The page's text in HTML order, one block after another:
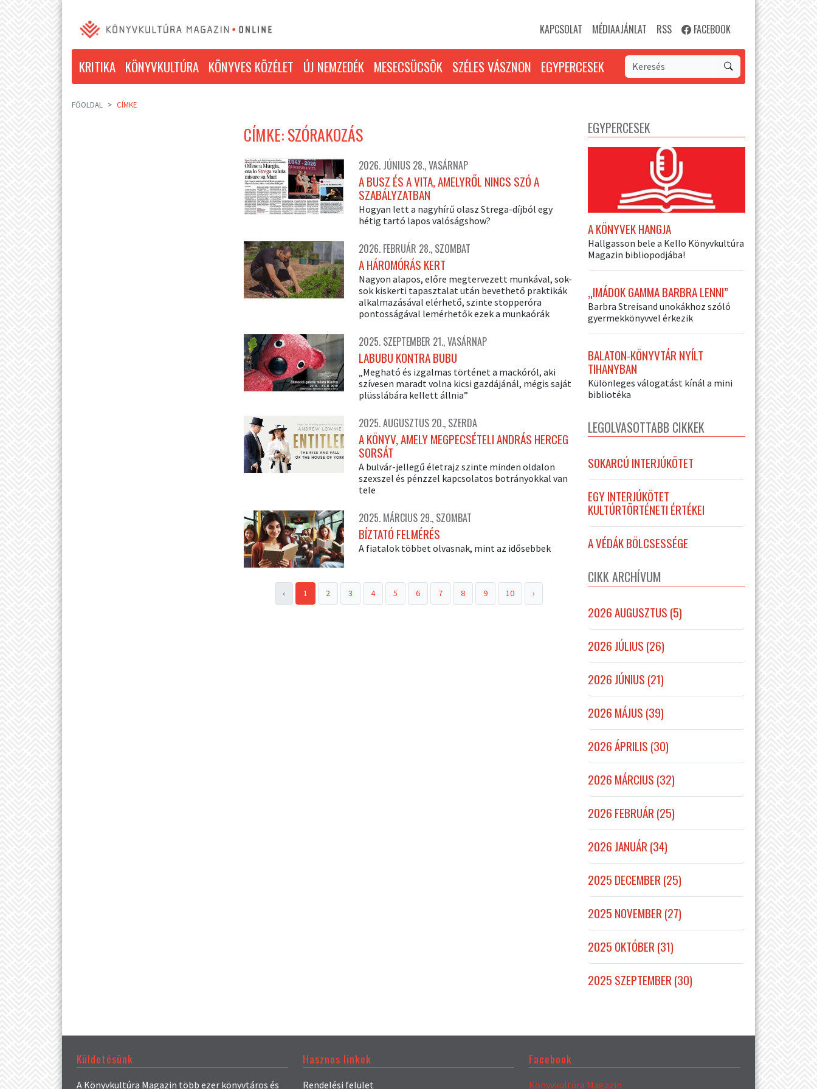
KAPCSOLAT MÉDIAAJÁNLAT RSS FACEBOOK
KRITIKA KÖNYVKULTÚRA KÖNYVES KÖZÉLET ÚJ NEMZEDÉK MESECSÜCSÖK SZÉLES VÁSZNON EGYPERCESEK
FŐOLDAL CÍMKE
CÍMKE: SZÓRAKOZÁS
2026. JÚNIUS 28., VASÁRNAP
A BUSZ ÉS A VITA, AMELYRŐL NINCS SZÓ A
SZABÁLYZATBAN
Hogyan lett a nagyhírű olasz Strega-díjból egy
hétig tartó lapos valóságshow?
2026. FEBRUÁR 28., SZOMBAT
A HÁROMÓRÁS KERT
Nagyon alapos, előre megtervezett munkával, sok-
sok kiskerti tapasztalat után bevethető praktikák
alkalmazásával elérhető, szinte stopperóra
pontosságával lemérhetők ezek a munkaórák
2025. SZEPTEMBER 21., VASÁRNAP
LABUBU KONTRA BUBU
„Megható és izgalmas történet a mackóról, aki
szívesen maradt volna kicsi gazdájánál, mégis saját
plüsslábára kellett állnia”
2025. AUGUSZTUS 20., SZERDA
A KÖNYV, AMELY MEGPECSÉTELI ANDRÁS HERCEG
SORSÁT
A bulvár-jellegű életrajz szinte minden oldalon
szexszel és pénzzel kapcsolatos botrányokkal van
tele
2025. MÁRCIUS 29., SZOMBAT
BÍZTATÓ FELMÉRÉS
A fiatalok többet olvasnak, mint az idősebbek
‹ 1 2 3 4 5 6 7 8 9 10 ›
EGYPERCESEK
A KÖNYVEK HANGJA
Hallgasson bele a Kello Könyvkultúra
Magazin bibliopodjába!
„IMÁDOK GAMMA BARBRA LENNI”
Barbra Streisand unokákhoz szóló
gyermekkönyvvel érkezik
BALATON-KÖNYVTÁR NYÍLT
TIHANYBAN
Különleges válogatást kínál a mini
bibliotéka
LEGOLVASOTTABB CIKKEK
SOKARCÚ INTERJÚKÖTET
EGY INTERJÚKÖTET
KULTÚRTÖRTÉNETI ÉRTÉKEI
A VÉDÁK BÖLCSESSÉGE
CIKK ARCHÍVUM
2026 AUGUSZTUS (5)
2026 JÚLIUS (26)
2026 JÚNIUS (21)
2026 MÁJUS (39)
2026 ÁPRILIS (30)
2026 MÁRCIUS (32)
2026 FEBRUÁR (25)
2026 JANUÁR (34)
2025 DECEMBER (25)
2025 NOVEMBER (27)
2025 OKTÓBER (31)
2025 SZEPTEMBER (30)
Küldetésünk
A Könyvkultúra Magazin több ezer könyvtáros és
Hasznos linkek
Rendelési felület
Facebook
Könyvkultúra Magazin